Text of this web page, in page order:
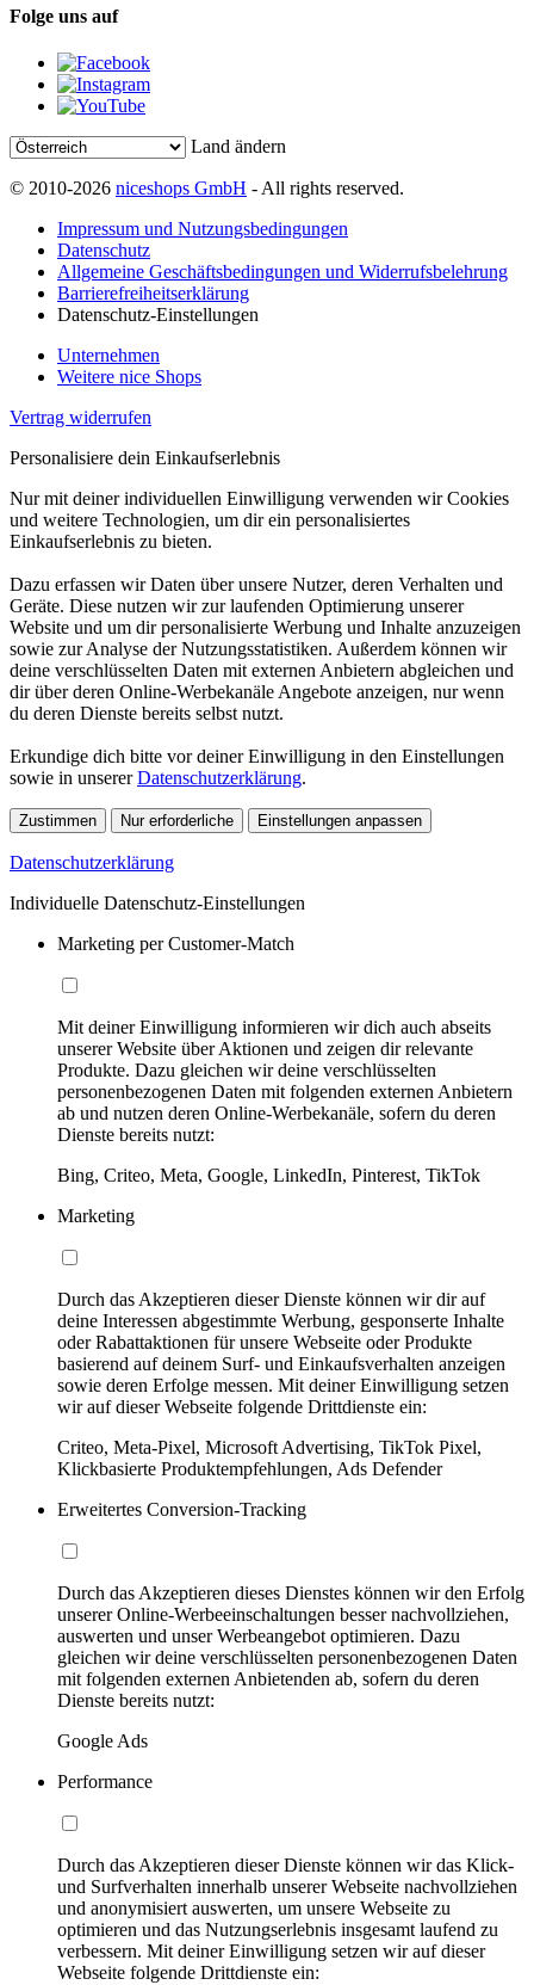
Folge uns auf
Land ändern
© 2010-2026 niceshops GmbH - All rights reserved.
Impressum und Nutzungsbedingungen
Datenschutz
Allgemeine Geschäftsbedingungen und Widerrufsbelehrung
Barrierefreiheitserklärung
Datenschutz-Einstellungen
Unternehmen
Weitere nice Shops
Vertrag widerrufen
Personalisiere dein Einkaufserlebnis
Nur mit deiner individuellen Einwilligung verwenden wir Cookies
und weitere Technologien, um dir ein personalisiertes
Einkaufserlebnis zu bieten.
Dazu erfassen wir Daten über unsere Nutzer, deren Verhalten und
Geräte. Diese nutzen wir zur laufenden Optimierung unserer
Website und um dir personalisierte Werbung und Inhalte anzuzeigen
sowie zur Analyse der Nutzungsstatistiken. Außerdem können wir
deine verschlüsselten Daten mit externen Anbietern abgleichen und
dir über deren Online-Werbekanäle Angebote anzeigen, nur wenn
du deren Dienste bereits selbst nutzt.
Erkundige dich bitte vor deiner Einwilligung in den Einstellungen
sowie in unsererDatenschutzerklärung.
Zustimmen Nur erforderliche Einstellungen anpassen
Datenschutzerklärung
Individuelle Datenschutz-Einstellungen
Marketing per Customer-Match
Mit deiner Einwilligung informieren wir dich auch abseits
unserer Website über Aktionen und zeigen dir relevante
Produkte. Dazu gleichen wir deine verschlüsselten
personenbezogenen Daten mit folgenden externen Anbietern
ab und nutzen deren Online-Werbekanäle, sofern du deren
Dienste bereits nutzt:
Bing, Criteo, Meta, Google, LinkedIn, Pinterest, TikTok
Marketing
Durch das Akzeptieren dieser Dienste können wir dir auf
deine Interessen abgestimmte Werbung, gesponserte Inhalte
oder Rabattaktionen für unsere Webseite oder Produkte
basierend auf deinem Surf- und Einkaufsverhalten anzeigen
sowie deren Erfolge messen. Mit deiner Einwilligung setzen
wir auf dieser Webseite folgende Drittdienste ein:
Criteo, Meta-Pixel, Microsoft Advertising, TikTok Pixel,
Klickbasierte Produktempfehlungen, Ads Defender
Erweitertes Conversion-Tracking
Durch das Akzeptieren dieses Dienstes können wir den Erfolg
unserer Online-Werbeeinschaltungen besser nachvollziehen,
auswerten und unser Werbeangebot optimieren. Dazu
gleichen wir deine verschlüsselten personenbezogenen Daten
mit folgenden externen Anbietenden ab, sofern du deren
Dienste bereits nutzt:
Google Ads
Performance
Durch das Akzeptieren dieser Dienste können wir das Klick-
und Surfverhalten innerhalb unserer Webseite nachvollziehen
und anonymisiert auswerten, um unsere Webseite zu
optimieren und das Nutzungserlebnis insgesamt laufend zu
verbessern. Mit deiner Einwilligung setzen wir auf dieser
Webseite folgende Drittdienste ein: